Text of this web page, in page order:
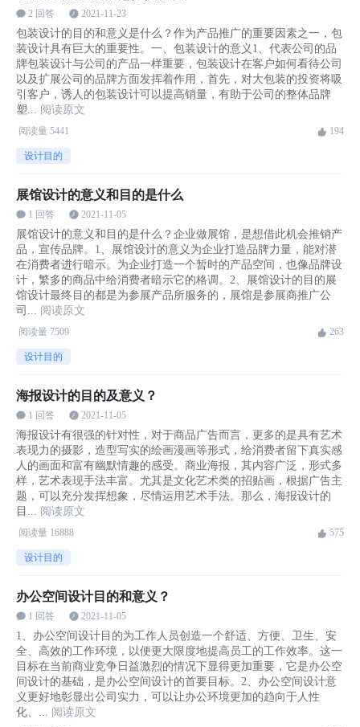
2 回答 2021-11-23
包装设计的目的和意义是什么？作为产品推广的重要因素之一，包
装设计具有巨大的重要性。一、包装设计的意义1、代表公司的品
牌包装设计与公司的产品一样重要，包装设计在客户如何看待公司
以及扩展公司的品牌方面发挥着作用，首先，对大包装的投资将吸
引客户，诱人的包装设计可以提高销量，有助于公司的整体品牌
塑...
阅读原文
阅读量 5441 194
设计目的
展馆设计的意义和目的是什么
1 回答 2021-11-05
展馆设计的意义和目的是什么？企业做展馆，是想借此机会推销产
品，宣传品牌。1、展馆设计的意义为企业打造品牌力量，能对潜
在消费者进行暗示。为企业打造一个暂时的产品空间，也像品牌设
计，繁多的商品中给消费者暗示它的格调。2、展馆设计的目的展
馆设计最终目的都是为参展产品所服务的，展馆是参展商推广公
司...
阅读原文
阅读量 7509 263
设计目的
海报设计的目的及意义？
1 回答 2021-11-05
海报设计有很强的针对性，对于商品广告而言，更多的是具有艺术
表现力的摄影，造型写实的绘画漫画等形式，给消费者留下真实感
人的画面和富有幽默情趣的感受。商业海报，其内容广泛，形式多
样，艺术表现手法丰富。尤其是文化艺术类的招贴画，根据广告主
题，可以充分发挥想象，尽情运用艺术手法。那么，海报设计的
目...
阅读原文
阅读量 16888 575
设计目的
办公空间设计目的和意义？
1 回答 2021-11-05
1、办公空间设计目的为工作人员创造一个舒适、方便、卫生、安
全、高效的工作环境，以便更大限度地提高员工的工作效率。这一
目标在当前商业竞争日益激烈的情况下显得更加重要，它是办公空
间设计的基础，是办公空间设计的首要目标。2、办公空间设计意
义更好地彰显出公司实力，可以让办公环境更加的趋向于人性
化、...
阅读原文